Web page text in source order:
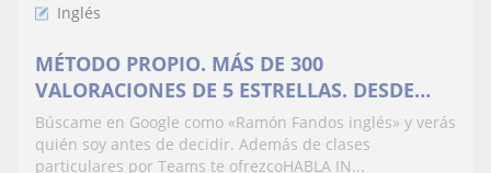
Inglés
MÉTODO PROPIO. MÁS DE 300
VALORACIONES DE 5 ESTRELLAS. DESDE
20€/mes
Búscame en Google como «Ramón Fandos inglés» y verás
quién soy antes de decidir. Además de clases
particulares por Teams te ofrezcoHABLA IN...